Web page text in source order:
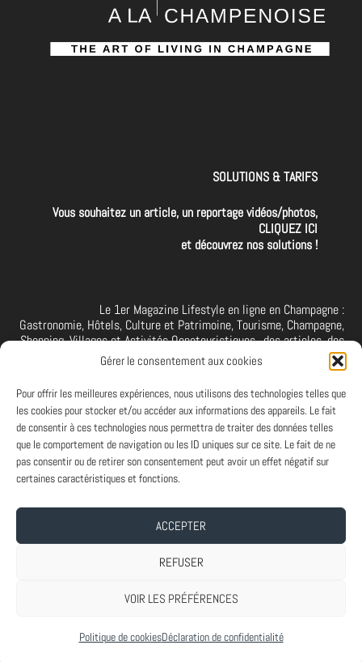
Gérer le consentement aux cookies
Pour offrir les meilleures expériences, nous utilisons des technologies telles que
les cookies pour stocker et/ou accéder aux informations des appareils. Le fait
de consentir à ces technologies nous permettra de traiter des données telles
que le comportement de navigation ou les ID uniques sur ce site. Le fait de ne
pas consentir ou de retirer son consentement peut avoir un effet négatif sur
certaines caractéristiques et fonctions.
ACCEPTER
REFUSER
VOIR LES PRÉFÉRENCES
Politique de cookiesDéclaration de confidentialité
SOLUTIONS & TARIFS
Vous souhaitez un article, un reportage vidéos/photos,
CLIQUEZ ICI
et découvrez nos solutions !
Le 1er Magazine Lifestyle en ligne en Champagne :
Gastronomie, Hôtels, Culture et Patrimoine, Tourisme, Champagne,
Shopping, Villages et Activités Oenotouristiques.. des articles, des
interviews, des vidéos et photos de la Champagne. A retrouver et à
suivre aussi sur facebook I X I Threads I YouTube I TikTok I
Instagram I Linkedin
PARTENAIRES
Et vous ? Vous souhaitez devenir Partenaire d'Art de Vivre à la
Champenoise, n'hésitez pas à nous contacter.
A PROPOS-ABONNEMENT NEWSLETTER-MENTIONS LEGALES